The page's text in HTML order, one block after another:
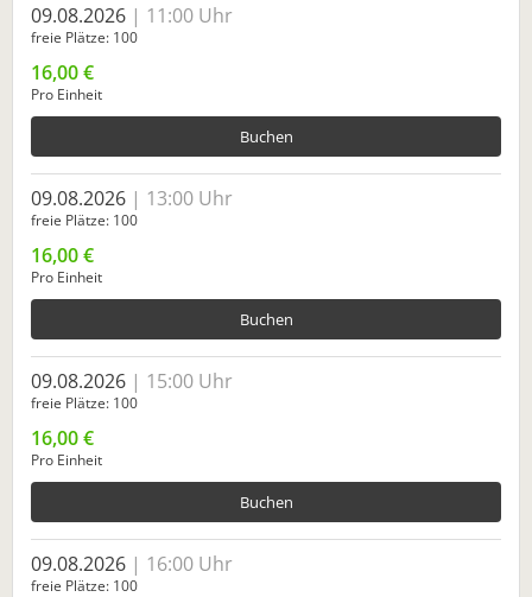
09.08.2026 11:00 Uhr
freie Plätze 100
16,00 €
Pro Einheit
Buchen
09.08.2026 13:00 Uhr
freie Plätze 100
16,00 €
Pro Einheit
Buchen
09.08.2026 15:00 Uhr
freie Plätze 100
16,00 €
Pro Einheit
Buchen
09.08.2026 16:00 Uhr
freie Plätze 100